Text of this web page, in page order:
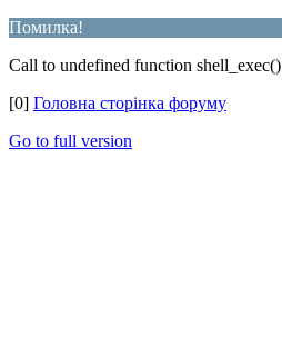
Помилка!
Call to undefined function shell_exec()
[0] Головна сторінка форуму
Go to full version